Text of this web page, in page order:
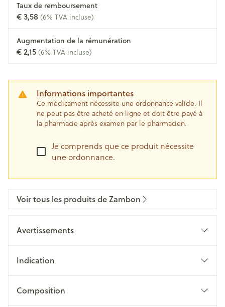
Taux de remboursement
€ 3,58 (6% TVA incluse)
Augmentation de la rémunération
€ 2,15(6% TVA incluse)
Informations importantes
Ce médicament nécessite une ordonnance valide. Il
ne peut pas être acheté en ligne et doit être payé à
la pharmacie après examen par le pharmacien.
Je comprends que ce produit nécessite
une ordonnance.
Voir tous les produits de Zambon
Avertissements
Indication
Composition